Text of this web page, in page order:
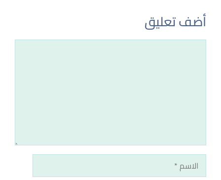
أضف تعليق
الاسم